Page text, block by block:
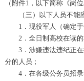
（附件1，以下简称《岗位
（三）以下人员不能
1．现役军人（确定于
2．全日制高校在读的
3．涉嫌违法违纪正在
分的人员；
4．在各级公务员招录